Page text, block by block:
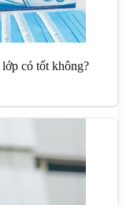
có tốt không?